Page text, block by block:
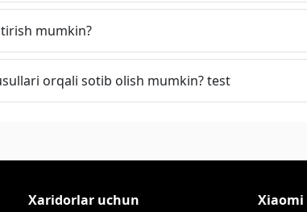
mumkin?
orqali sotib olish mumkin? test
Xaridorlar uchun
Xiaomi